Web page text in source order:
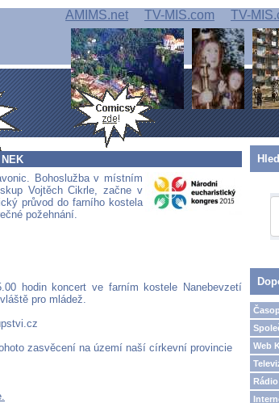
AMIMS.net TV-MIS.com TV-
Bohoslužba v místním
Vojtěch Cikrle, začne v
průvod do farního kostela
požehnání.
hodin koncert ve farním kostele Nanebevzetí
pro mládež.
zasvěcení na území naší církevní provincie
Web